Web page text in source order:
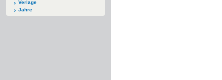
Verlage
Jahre